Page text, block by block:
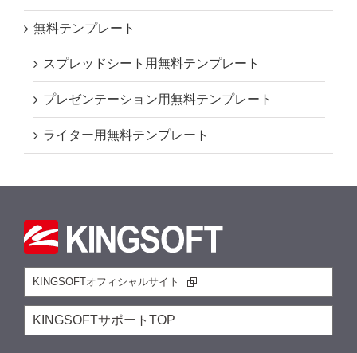
無料テンプレート
スプレッドシート用無料テンプレート
プレゼンテーション用無料テンプレート
ライター用無料テンプレート
KINGSOFTオフィシャルサイト
KINGSOFTサポートTOP